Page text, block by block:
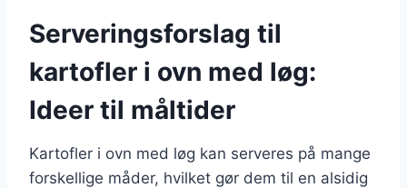
Serveringsforslag til
kartofler i ovn med løg:
Ideer til måltider
Kartofler i ovn med løg kan serveres på mange
forskellige måder, hvilket gør dem til en alsidig